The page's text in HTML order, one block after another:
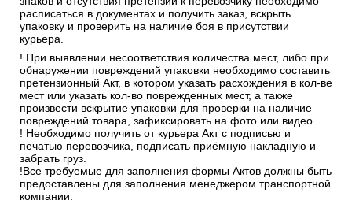
расписаться в документах и получить заказ, вскрыть
упаковку и проверить на наличие боя в присутствии
курьера.
! При выявлении несоответствия количества мест, либо при
обнаружении повреждений упаковки необходимо составить
претензионный Акт, в котором указать расхождения в кол-ве
мест или указать кол-во поврежденных мест, а также
произвести вскрытие упаковки для проверки на наличие
повреждений товара, зафиксировать на фото или видео.
! Необходимо получить от курьера Акт с подписью и
печатью перевозчика, подписать приёмную накладную и
забрать груз.
!Все требуемые для заполнения формы Актов должны быть
предоставлены для заполнения менеджером транспортной
компании.